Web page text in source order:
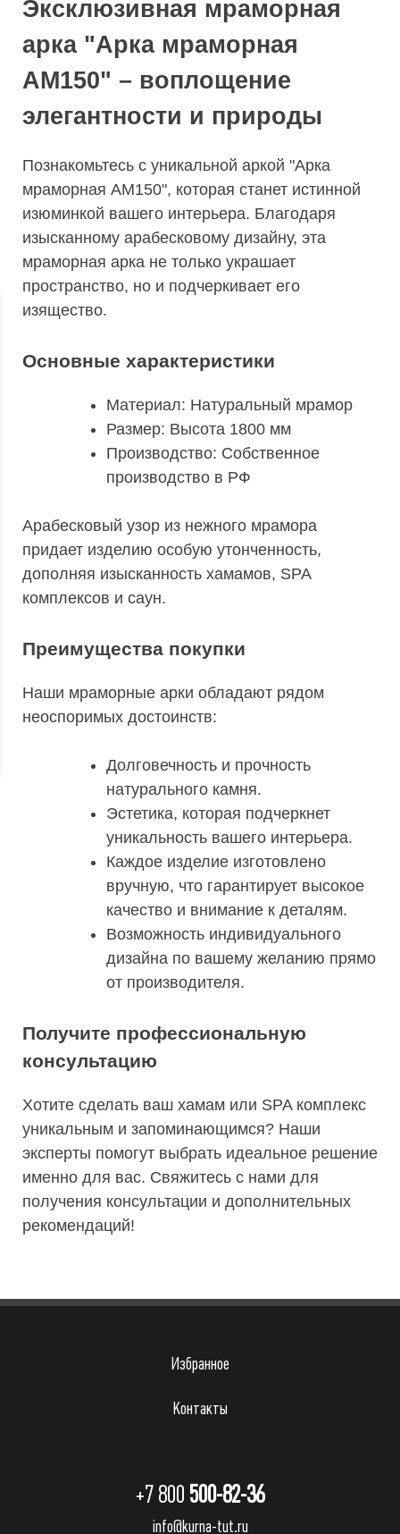
Эксклюзивная мраморная
арка "Арка мраморная
АМ150" – воплощение
элегантности и природы
Познакомьтесь с уникальной аркой "Арка
мраморная АМ150", которая станет истинной
изюминкой вашего интерьера. Благодаря
изысканному арабесковому дизайну, эта
мраморная арка не только украшает
пространство, но и подчеркивает его
изящество.
Основные характеристики
Материал: Натуральный мрамор
Размер: Высота 1800 мм
Производство: Собственное
производство в РФ
Арабесковый узор из нежного мрамора
придает изделию особую утонченность,
дополняя изысканность хамамов, SPA
комплексов и саун.
Преимущества покупки
Наши мраморные арки обладают рядом
неоспоримых достоинств:
Долговечность и прочность
натурального камня.
Эстетика, которая подчеркнет
уникальность вашего интерьера.
Каждое изделие изготовлено
вручную, что гарантирует высокое
качество и внимание к деталям.
Возможность индивидуального
дизайна по вашему желанию прямо
от производителя.
Получите профессиональную
консультацию
Хотите сделать ваш хамам или SPA комплекс
уникальным и запоминающимся? Наши
эксперты помогут выбрать идеальное решение
именно для вас. Свяжитесь с нами для
получения консультации и дополнительных
рекомендаций!
Избранное
Контакты
+7 800 500-82-36
info@kurna-tut.ru